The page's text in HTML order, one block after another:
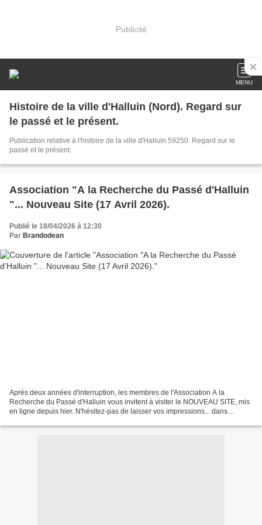
Publicité
MENU
Histoire de la ville d'Halluin (Nord). Regard sur
le passé et le présent.
Publication relative à l'histoire de la ville d'Halluin 59250. Regard sur le
passé et le présent.
Association "A la Recherche du Passé d'Halluin
"... Nouveau Site (17 Avril 2026).
Publié le 18/04/2026 à 12:30
Par Brandodean
Après deux années d'interruption, les membres de l'Association A la
Recherche du Passé d'Halluin vous invitent à visiter le NOUVEAU SITE, mis
en ligne depuis hier. N'hésitez-pas de laisser vos impressions... dans